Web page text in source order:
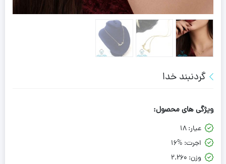
گردنبند خدا
ویژگی های محصول:
عیار:18
اجرت: 16%
وزن: 2.260